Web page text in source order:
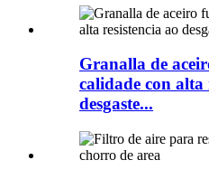
Granalla de
calidade con alta
desgaste...